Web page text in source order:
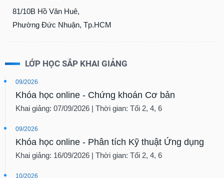
81/10B Hồ Văn Huê,
Phường Đức Nhuận, Tp.HCM
LỚP HỌC SẮP KHAI GIẢNG
09/2026
Khóa học online - Chứng khoán Cơ bản
Khai giảng: 07/09/2026 | Thời gian: Tối 2, 4, 6
09/2026
Khóa học online - Phân tích Kỹ thuật Ứng dụng
Khai giảng: 16/09/2026 | Thời gian: Tối 2, 4, 6
10/2026